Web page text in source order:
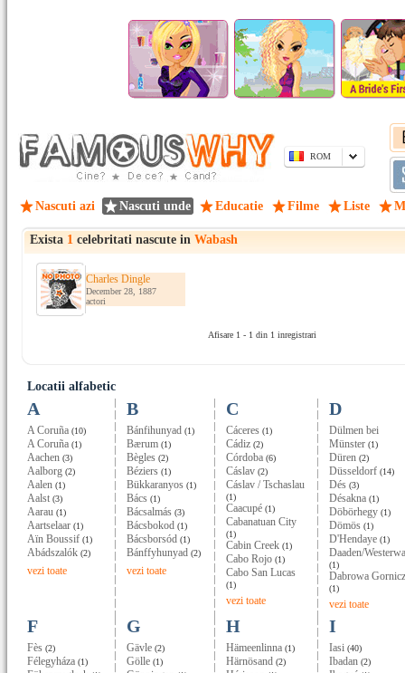
ROM
Nascuti azi Nascuti unde Educatie Filme Liste
Exista 1 celebritati nascute in Wabash
Charles Dingle
December 28, 1887
actori
Afisare 1 - 1 din 1 inregistrari
Locatii alfabetic
A
A Coruña (10)
A Coruña (1)
Aachen (3)
Aalborg (2)
Aalen (1)
Aalst (3)
Aarau (1)
Aartselaar (1)
Aïn Boussif (1)
Abádszalók (2)
vezi toate
B
Bánfihunyad (1)
Bærum (1)
Bègles (2)
Béziers (1)
Bükkaranyos (1)
Bács (1)
Bácsalmás (3)
Bácsbokod (1)
Bácsborsód (1)
Bánffyhunyad (2)
vezi toate
C
Cáceres (1)
Cádiz (2)
Córdoba (6)
Cáslav (2)
Cáslav / Tschaslau
(1)
Caacupé (1)
Cabanatuan City
(1)
Cabin Creek (1)
Cabo Rojo (1)
Cabo San Lucas
(1)
vezi toate
D
Dülmen bei
Münster (1)
Düren (2)
Düsseldorf (14)
Dés (3)
Désakna (1)
Döbörhegy (1)
Dömös (1)
D'Hendaye (1)
Daaden/
(1)
Dabrowa
(1)
vezi toate
F
Fès (2)
Félegyháza (1)
G
Gävle (2)
Gölle (1)
H
Hämeenlinna (1)
Härnösand (2)
I
Iasi (40)
Ibadan (2)